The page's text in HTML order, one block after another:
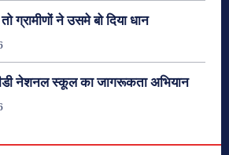
ग्रामीणों ने उसमे बो दिया धान
नेशनल स्कूल का जागरूकता अभियान